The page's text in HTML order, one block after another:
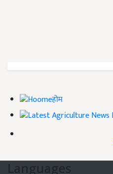
होम
Languages